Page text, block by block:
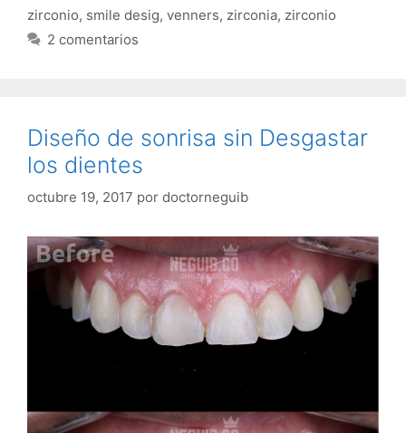
zirconio, smile desig, venners, zirconia, zirconio
2 comentarios
Diseño de sonrisa sin Desgastar
los dientes
octubre 19, 2017 por doctorneguib